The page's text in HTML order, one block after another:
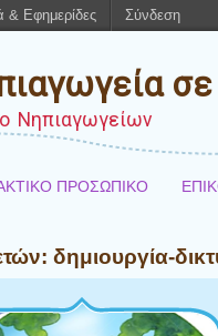
Νηπιαγωγείων
ΠΡΟΣΩΠΙΚΟ
δημιουργία-
& Εφημερίδες Σύνδεση